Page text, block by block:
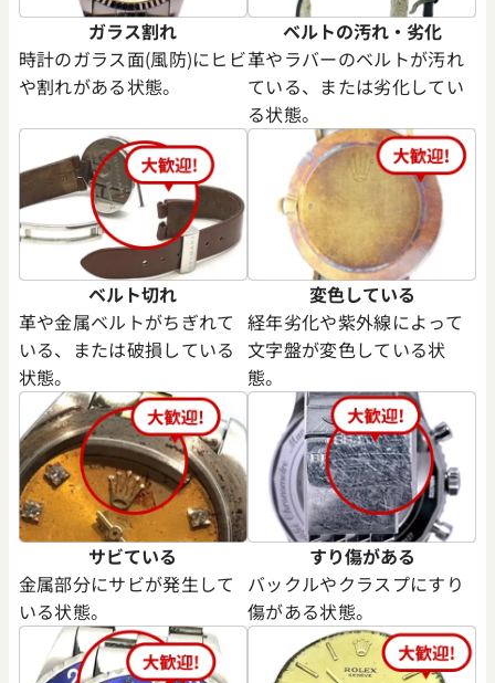
ガラス割れ
時計のガラス面(風防)にヒビ
や割れがある状態。
ベルトの汚れ・劣化
革やラバーのベルトが汚れ
ている、または劣化してい
る状態。
ベルト切れ
革や金属ベルトがちぎれて
いる、または破損している
状態。
変色している
経年劣化や紫外線によって
文字盤が変色している状
態。
サビている
金属部分にサビが発生して
いる状態。
すり傷がある
バックルやクラスプにすり
傷がある状態。